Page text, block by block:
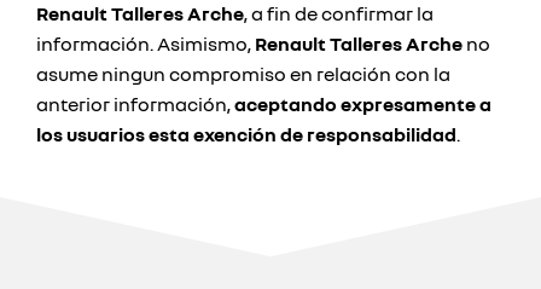
Renault Talleres Arche, a fin de confirmar la
información. Asimismo, Renault Talleres Arche no
asume ningun compromiso en relación con la
anterior información,aceptando expresamente a
los usuarios esta exención de responsabilidad.